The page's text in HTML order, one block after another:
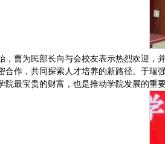
，曹为民部长向与会校友表示热烈欢迎，
合作，共同探索人才培养的新路径。于瑞
院最宝贵的财富，也是推动学院发展的重